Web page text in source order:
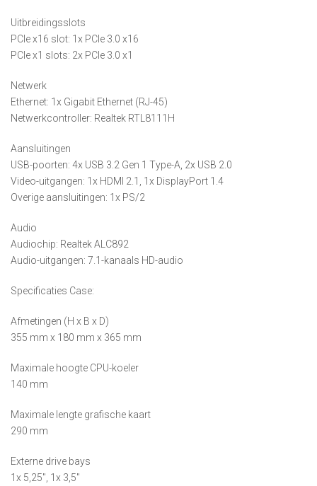
Uitbreidingsslots
PCIe x16 slot: 1x PCIe 3.0 x16
PCIe x1 slots: 2x PCIe 3.0 x1
Netwerk
Ethernet: 1x Gigabit Ethernet (RJ-45)
Netwerkcontroller: Realtek RTL8111H
Aansluitingen
USB-poorten: 4x USB 3.2 Gen 1 Type-A, 2x USB 2.0
Video-uitgangen: 1x HDMI 2.1, 1x DisplayPort 1.4
Overige aansluitingen: 1x PS/2
Audio
Audiochip: Realtek ALC892
Audio-uitgangen: 7.1-kanaals HD-audio
Specificaties Case:
Afmetingen (H x B x D)
355 mm x 180 mm x 365 mm
Maximale hoogte CPU-koeler
140 mm
Maximale lengte grafische kaart
290 mm
Externe drive bays
1x 5,25″, 1x 3,5″